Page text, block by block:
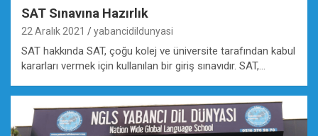
SAT Sınavına Hazırlık
22 Aralık 2021 yabancidildunyasi
SAT hakkında SAT, çoğu kolej ve üniversite tarafından kabul
kararları vermek için kullanılan bir giriş sınavıdır. SAT,…